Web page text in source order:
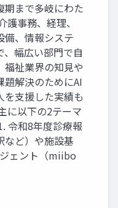
期まで多岐にわた
事務、経理、
備、情報システ
幅広い部門で自
福祉業界の知見や
題解決のためにAI
を支援した実績も
に以下の2テーマ
令和8年度診療報
など）や施設基
ェント（miibo